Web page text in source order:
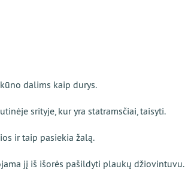
dalims kaip durys.
srityje, kur yra statramsčiai, taisyti.
ir taip pasiekia žalą.
jį iš išorės pašildyti plaukų džiovintuvu.